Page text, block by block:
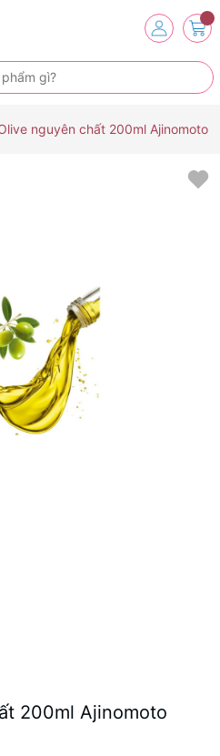
nguyên chất 200ml Ajinomoto
200ml Ajinomoto